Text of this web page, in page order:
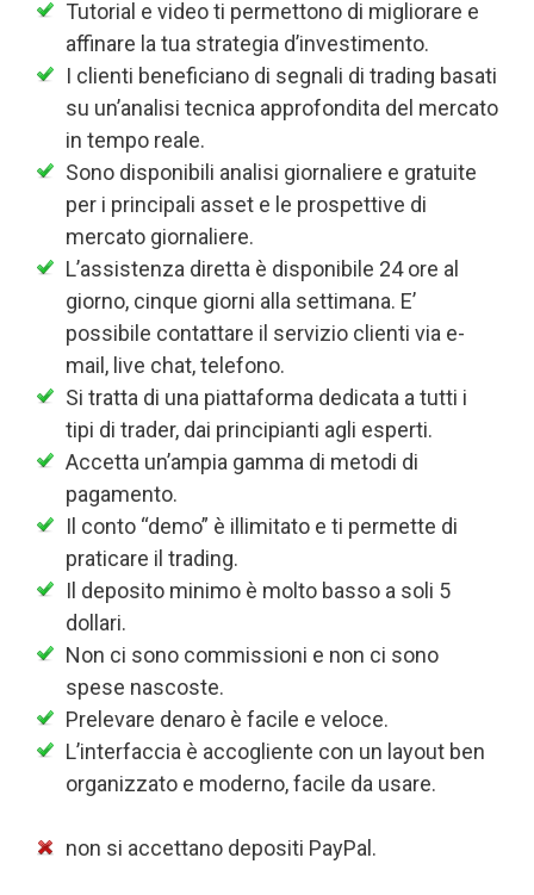
Tutorial e video ti permettono di migliorare e
affinare la tua strategia d’investimento.
I clienti beneficiano di segnali di trading basati
su un’analisi tecnica approfondita del mercato
in tempo reale.
Sono disponibili analisi giornaliere e gratuite
per i principali asset e le prospettive di
mercato giornaliere.
L’assistenza diretta è disponibile 24 ore al
giorno, cinque giorni alla settimana. E’
possibile contattare il servizio clienti via e-
mail, live chat, telefono.
Si tratta di una piattaforma dedicata a tutti i
tipi di trader, dai principianti agli esperti.
Accetta un’ampia gamma di metodi di
pagamento.
Il conto “demo” è illimitato e ti permette di
praticare il trading.
Il deposito minimo è molto basso a soli 5
dollari.
Non ci sono commissioni e non ci sono
spese nascoste.
Prelevare denaro è facile e veloce.
L’interfaccia è accogliente con un layout ben
organizzato e moderno, facile da usare.
non si accettano depositi PayPal.